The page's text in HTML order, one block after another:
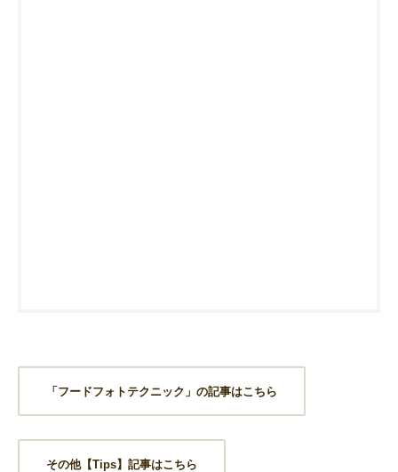
「フードフォトテクニック」の記事はこちら
その他【Tips】記事はこちら